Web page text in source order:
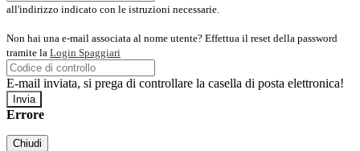
all'indirizzo indicato con le istruzioni necessarie.
Non hai una e-mail associata al nome utente? Effettua il reset della password
tramite la Login Spaggiari
E-mail inviata, si prega di controllare la casella di posta elettronica!
Errore
Chiudi